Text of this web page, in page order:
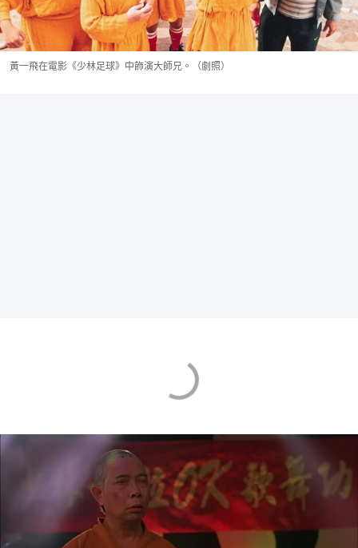
黃一飛在電影《少林足球》中飾演大師兄。（劇照）